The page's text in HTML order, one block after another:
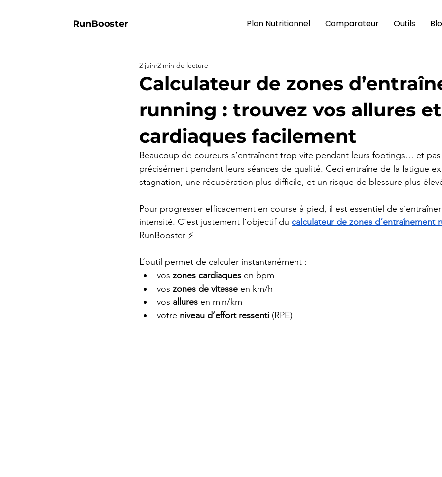
RunBooster Plan Nutritionnel Comparateur Outils
Calculateur de zones
running : trouvez vos allures
cardiaques facilement
2 juin 2 min de lecture
Beaucoup de coureurs s’entraînent trop vite pendant leurs footings… et
précisément pendant leurs séances de qualité. Ceci entraîne de la fatigue
stagnation, une récupération plus difficile, et un risque de blessure plus
Pour progresser efficacement en course à pied, il est essentiel de
intensité. C’est justement l’objectif du calculateur de zones d’entraînement
RunBooster ⚡
L’outil permet de calculer instantanément :
vos zones cardiaques en bpm
vos zones de vitesse en km/h
vos allures en min/km
votre niveau d’effort ressenti (RPE)